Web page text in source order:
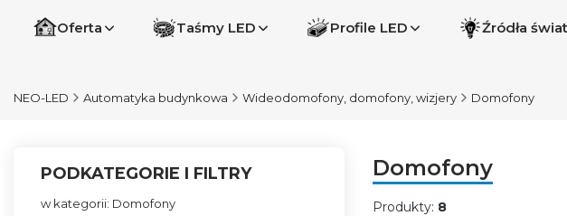
Oferta Taśmy LED Profile LED Źródła
NEO-LED Automatyka budynkowa Wideodomofony, domofony, wizjery Domofony
PODKATEGORIE I FILTRY
w kategorii: Domofony
Domofony
Produkty: 8